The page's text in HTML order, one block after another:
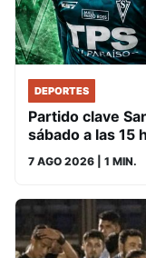
DEPORTES
Partido clave
sábado a las 15
7 AGO 2026 | 1 MIN.